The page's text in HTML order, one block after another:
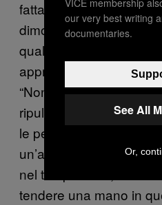
fatta viva e che il
dimostrazione del fatto
qualcosa per lui. “Credo
approfittarsi di questo
“Non puoi tenere il
ripulisce l’aria e apre la
le persone e sperare il
un’amicizia o una
nel tuo passato, è un
tendere una mano in
our very best writing
documentaries.
See All
Or,